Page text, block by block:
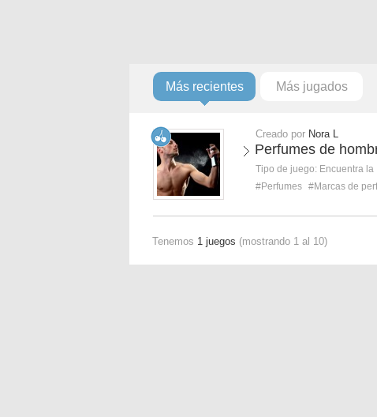
Más recientes Más jugados
Creado por Nora L
Perfumes de
Tipo de juego: Encuentra la
#Perfumes #Marcas de
Tenemos 1 juegos (mostrando 1 al 10)